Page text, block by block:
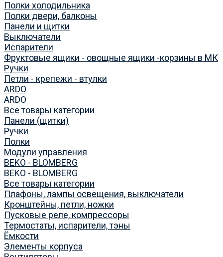
Полки холодильника
Полки двери, балконы
Панели и щитки
Выключатели
Испарители
Фруктовые ящики - овощные ящики -корзины в МК
Ручки
Петли - крепежи - втулки
ARDO
ARDO
Все товары категории
Панели (щитки)
Ручки
Полки
Модули управления
BEKO - BLOMBERG
BEKO - BLOMBERG
Все товары категории
Плафоны, лампы освещения, выключатели
Кронштейны, петли, ножки
Пусковые реле, компрессоры
Термостаты, испарители, тэны
Ёмкости
Элементы корпуса